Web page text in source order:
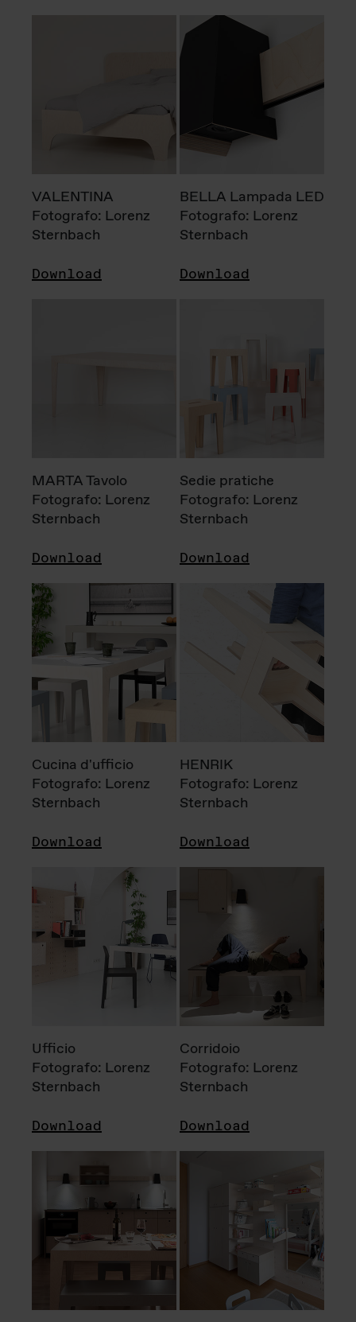
VALENTINA
Fotografo: Lorenz
Sternbach
Download
BELLA Lampada LED
Fotografo: Lorenz
Sternbach
Download
MARTA Tavolo
Fotografo: Lorenz
Sternbach
Download
Sedie pratiche
Fotografo: Lorenz
Sternbach
Download
Cucina d'ufficio
Fotografo: Lorenz
Sternbach
Download
HENRIK
Fotografo: Lorenz
Sternbach
Download
Ufficio
Fotografo: Lorenz
Sternbach
Download
Corridoio
Fotografo: Lorenz
Sternbach
Download